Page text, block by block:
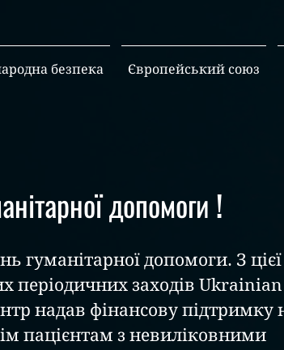
безпека Європейський союз
допомоги !
гуманітарної допомоги. З
періодичних заходів
надав фінансову підтримку
пацієнтам з невиліковними